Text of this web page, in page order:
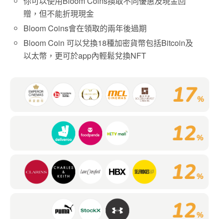
贈，但不能折現現金
Bloom Coins會在領取的兩年後過期
Bloom Coin 可以兌換18種加密貨幣包括Bitcoin及
以太幣，更可於app內輕鬆兌換NFT